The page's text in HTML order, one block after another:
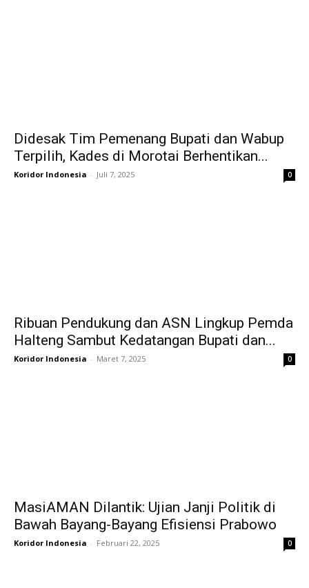
Didesak Tim Pemenang Bupati dan Wabup
Terpilih, Kades di Morotai Berhentikan...
Koridor Indonesia - Juli 7, 2025 0
Ribuan Pendukung dan ASN Lingkup Pemda
Halteng Sambut Kedatangan Bupati dan...
Koridor Indonesia - Maret 7, 2025 0
MasiAMAN Dilantik: Ujian Janji Politik di
Bawah Bayang-Bayang Efisiensi Prabowo
Koridor Indonesia - Februari 22, 2025 0